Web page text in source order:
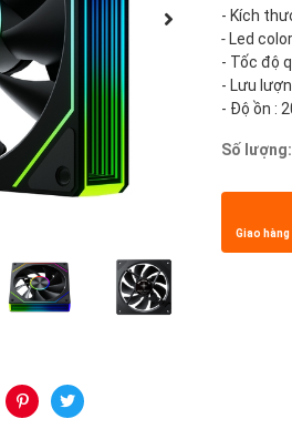
- Kích
- Led
- Tốc độ
- Lưu
- Độ ồn :
Số lượng:
Giao